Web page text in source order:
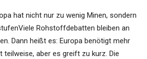
hat nicht nur zu wenig Minen, sondern
Rohstoffdebatten bleiben an
Dann heißt es: Europa benötigt mehr
teilweise, aber es greift zu kurz. Die